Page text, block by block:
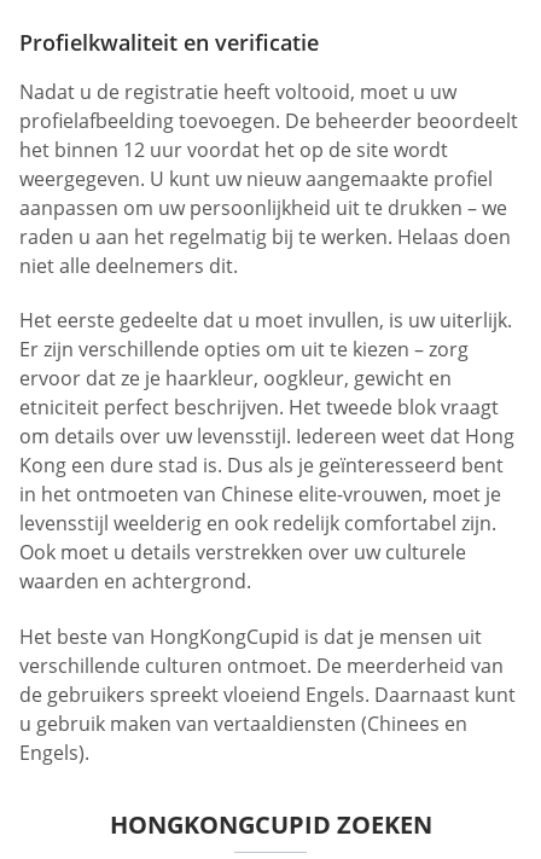
Profielkwaliteit en verificatie
Nadat u de registratie heeft voltooid, moet u uw
profielafbeelding toevoegen. De beheerder beoordeelt
het binnen 12 uur voordat het op de site wordt
weergegeven. U kunt uw nieuw aangemaakte profiel
aanpassen om uw persoonlijkheid uit te drukken – we
raden u aan het regelmatig bij te werken. Helaas doen
niet alle deelnemers dit.
Het eerste gedeelte dat u moet invullen, is uw uiterlijk.
Er zijn verschillende opties om uit te kiezen – zorg
ervoor dat ze je haarkleur, oogkleur, gewicht en
etniciteit perfect beschrijven. Het tweede blok vraagt
om details over uw levensstijl. Iedereen weet dat Hong
Kong een dure stad is. Dus als je geïnteresseerd bent
in het ontmoeten van Chinese elite-vrouwen, moet je
levensstijl weelderig en ook redelijk comfortabel zijn.
Ook moet u details verstrekken over uw culturele
waarden en achtergrond.
Het beste van HongKongCupid is dat je mensen uit
verschillende culturen ontmoet. De meerderheid van
de gebruikers spreekt vloeiend Engels. Daarnaast kunt
u gebruik maken van vertaaldiensten (Chinees en
Engels).
HONGKONGCUPID ZOEKEN